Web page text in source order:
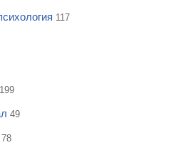
117
199
49
78